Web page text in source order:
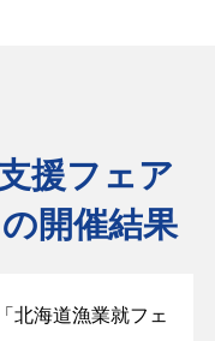
援フェア
開催結果
北海道漁業就フェ